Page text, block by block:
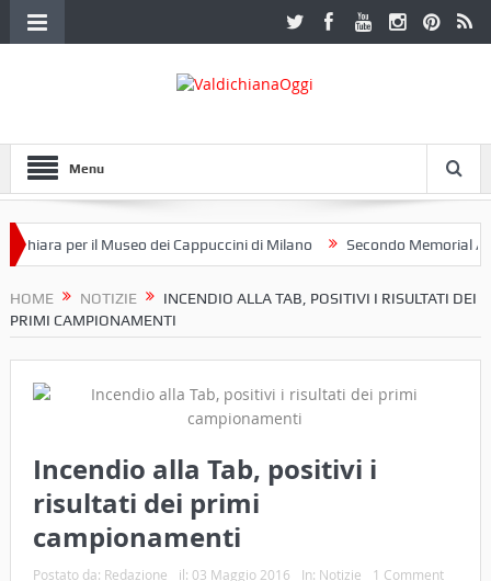
Menu
per il Museo dei Cappuccini di Milano Secondo Memorial
HOME NOTIZIE
INCENDIO ALLA TAB, POSITIVI I RISULTATI DEI
PRIMI CAMPIONAMENTI
Incendio alla Tab, positivi i
risultati dei primi
campionamenti
Postato da: Redazione il: 03 Maggio 2016 In: Notizie 1 Comment